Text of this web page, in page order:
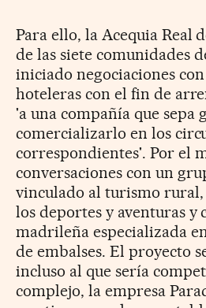
Para ello, la Acequia Real
de las siete comunidades
iniciado negociaciones
hoteleras con el fin de
'a una compañía que sepa
comercializarlo en los
correspondientes'. Por el
conversaciones con un
vinculado al turismo
los deportes y aventuras y
madrileña especializada
de embalses. El proyecto
incluso al que sería
complejo, la empresa